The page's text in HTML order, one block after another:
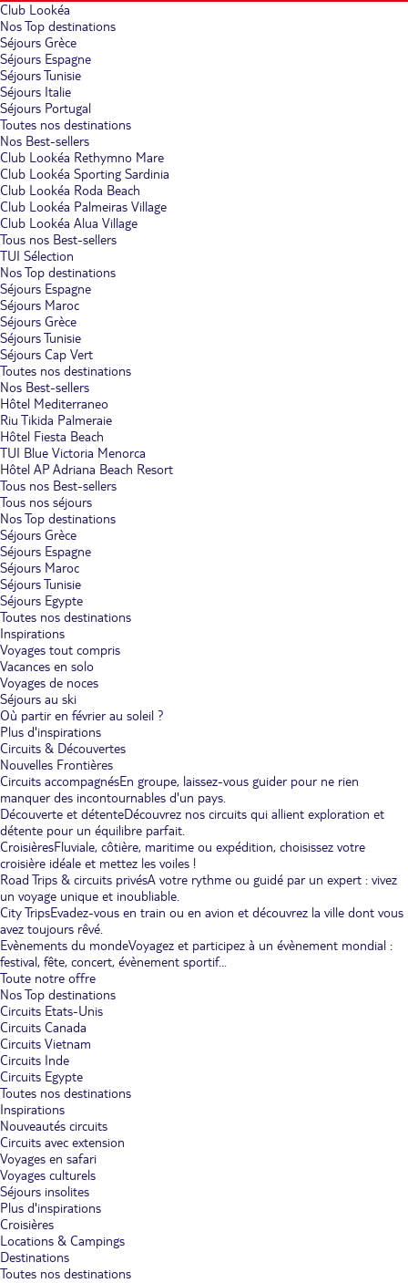
Club Lookéa
Nos Top destinations
Séjours Grèce
Séjours Espagne
Séjours Tunisie
Séjours Italie
Séjours Portugal
Toutes nos destinations
Nos Best-sellers
Club Lookéa Rethymno Mare
Club Lookéa Sporting Sardinia
Club Lookéa Roda Beach
Club Lookéa Palmeiras Village
Club Lookéa Alua Village
Tous nos Best-sellers
TUI Sélection
Nos Top destinations
Séjours Espagne
Séjours Maroc
Séjours Grèce
Séjours Tunisie
Séjours Cap Vert
Toutes nos destinations
Nos Best-sellers
Hôtel Mediterraneo
Riu Tikida Palmeraie
Hôtel Fiesta Beach
TUI Blue Victoria Menorca
Hôtel AP Adriana Beach Resort
Tous nos Best-sellers
Tous nos séjours
Nos Top destinations
Séjours Grèce
Séjours Espagne
Séjours Maroc
Séjours Tunisie
Séjours Egypte
Toutes nos destinations
Inspirations
Voyages tout compris
Vacances en solo
Voyages de noces
Séjours au ski
Où partir en février au soleil ?
Plus d'inspirations
Circuits & Découvertes
Nouvelles Frontières
Circuits accompagnésEn groupe, laissez-vous guider pour ne rien
manquer des incontournables d'un pays.
Découverte et détenteDécouvrez nos circuits qui allient exploration et
détente pour un équilibre parfait.
CroisièresFluviale, côtière, maritime ou expédition, choisissez votre
croisière idéale et mettez les voiles !
Road Trips & circuits privésA votre rythme ou guidé par un expert : vivez
un voyage unique et inoubliable.
City TripsEvadez-vous en train ou en avion et découvrez la ville dont vous
avez toujours rêvé.
Evènements du mondeVoyagez et participez à un évènement mondial :
festival, fête, concert, évènement sportif...
Toute notre offre
Nos Top destinations
Circuits Etats-Unis
Circuits Canada
Circuits Vietnam
Circuits Inde
Circuits Egypte
Toutes nos destinations
Inspirations
Nouveautés circuits
Circuits avec extension
Voyages en safari
Voyages culturels
Séjours insolites
Plus d'inspirations
Croisières
Locations & Campings
Destinations
Toutes nos destinations